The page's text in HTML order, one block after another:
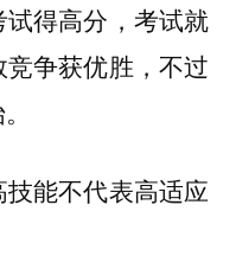
得高分，考试就
争获优胜，不过
能不代表高适应